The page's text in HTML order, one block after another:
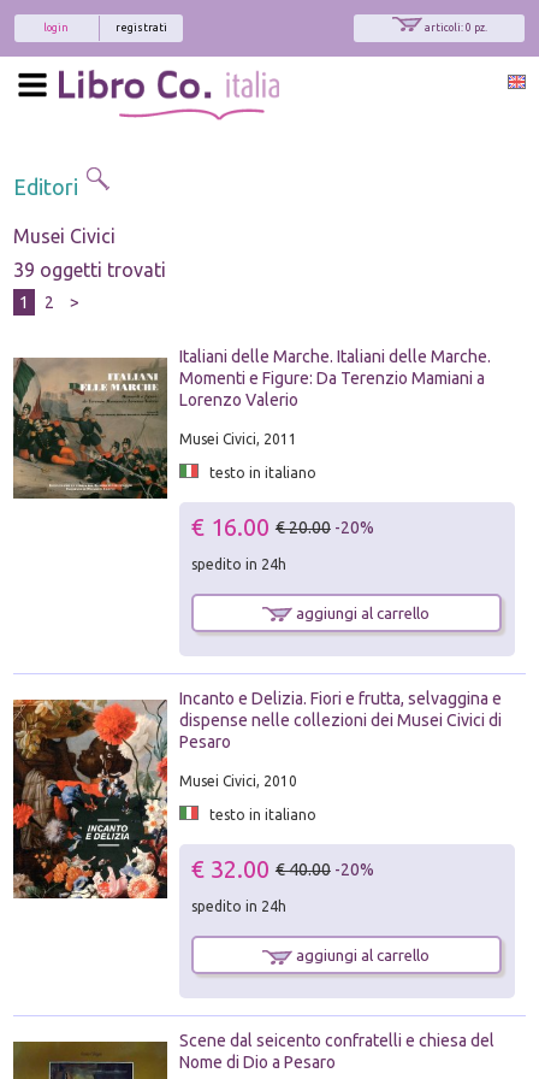
articoli: 0 pz.
registrati
login
Editori
Musei Civici
39 oggetti trovati
1 2 >
Italiani delle Marche. Italiani delle Marche.
Momenti e Figure: Da Terenzio Mamiani a
Lorenzo Valerio
Musei Civici, 2011
testo in italiano
€ 16.00 € 20.00 -20%
spedito in 24h
aggiungi al carrello
Incanto e Delizia. Fiori e frutta, selvaggina e
dispense nelle collezioni dei Musei Civici di
Pesaro
Musei Civici, 2010
testo in italiano
€ 32.00 € 40.00 -20%
spedito in 24h
aggiungi al carrello
Scene dal seicento confratelli e chiesa del
Nome di Dio a Pesaro